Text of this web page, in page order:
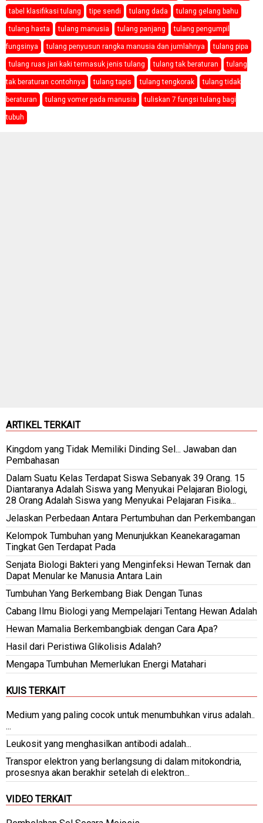
tabel klasifikasi tulang tipe sendi tulang dada tulang gelang bahu
tulang hasta tulang manusia tulang panjang tulang pengumpil
fungsinya tulang penyusun rangka manusia dan jumlahnya tulang pipa
tulang ruas jari kaki termasuk jenis tulang tulang tak beraturan tulang
tak beraturan contohnya tulang tapis tulang tengkorak tulang tidak
beraturan tulang vomer pada manusia tuliskan 7 fungsi tulang bagi
tubuh
ARTIKEL TERKAIT
Kingdom yang Tidak Memiliki Dinding Sel... Jawaban dan
Pembahasan
Dalam Suatu Kelas Terdapat Siswa Sebanyak 39 Orang. 15
Diantaranya Adalah Siswa yang Menyukai Pelajaran Biologi,
28 Orang Adalah Siswa yang Menyukai Pelajaran Fisika...
Jelaskan Perbedaan Antara Pertumbuhan dan Perkembangan
Kelompok Tumbuhan yang Menunjukkan Keanekaragaman
Tingkat Gen Terdapat Pada
Senjata Biologi Bakteri yang Menginfeksi Hewan Ternak dan
Dapat Menular ke Manusia Antara Lain
Tumbuhan Yang Berkembang Biak Dengan Tunas
Cabang Ilmu Biologi yang Mempelajari Tentang Hewan Adalah
Hewan Mamalia Berkembangbiak dengan Cara Apa?
Hasil dari Peristiwa Glikolisis Adalah?
Mengapa Tumbuhan Memerlukan Energi Matahari
KUIS TERKAIT
Medium yang paling cocok untuk menumbuhkan virus adalah..
...
Leukosit yang menghasilkan antibodi adalah...
Transpor elektron yang berlangsung di dalam mitokondria,
prosesnya akan berakhir setelah di elektron...
VIDEO TERKAIT